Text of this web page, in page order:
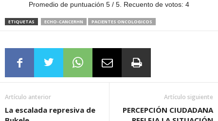
Promedio de puntuación 5 / 5. Recuento de votos: 4
ETIQUETAS ECHO-CANCERHN PACIENTES ONCOLOGICOS
Artículo anterior
La escalada represiva de
Artículo siguiente
PERCEPCIÓN CIUDADANA